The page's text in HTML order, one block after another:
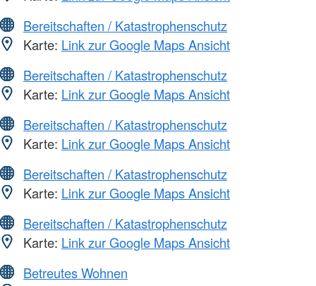
Bereitschaften / Katastrophenschutz
Karte: Link zur Google Maps Ansicht
Bereitschaften / Katastrophenschutz
Karte: Link zur Google Maps Ansicht
Bereitschaften / Katastrophenschutz
Karte: Link zur Google Maps Ansicht
Bereitschaften / Katastrophenschutz
Karte: Link zur Google Maps Ansicht
Bereitschaften / Katastrophenschutz
Karte: Link zur Google Maps Ansicht
Betreutes Wohnen